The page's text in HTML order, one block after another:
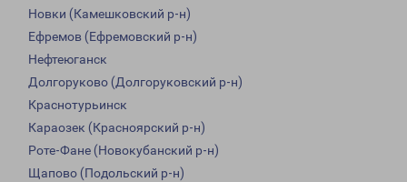
Новки (Камешковский р-н)
Ефремов (Ефремовский р-н)
Нефтеюганск
Долгоруково (Долгоруковский р-н)
Краснотурьинск
Караозек (Красноярский р-н)
Роте-Фане (Новокубанский р-н)
Щапово (Подольский р-н)